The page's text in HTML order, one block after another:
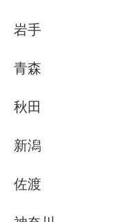
岩手
青森
秋田
新潟
佐渡